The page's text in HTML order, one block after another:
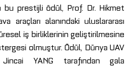
bu prestijli ödül, Prof. Dr. Hikmet
araçları alanındaki uluslararası
iş birliklerinin geliştirilmesine
olmuştur. Ödül, Dünya UAV
Jincai YANG tarafından gala